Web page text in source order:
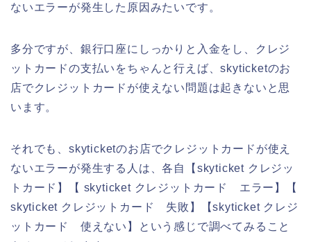
ないエラーが発生した原因みたいです。
多分ですが、銀行口座にしっかりと入金をし、クレジ
ットカードの支払いをちゃんと行えば、skyticketのお
店でクレジットカードが使えない問題は起きないと思
います。
それでも、skyticketのお店でクレジットカードが使え
ないエラーが発生する人は、各自【skyticket クレジッ
トカード】【 skyticket クレジットカード エラー】【
skyticket クレジットカード 失敗】【skyticket クレジ
ットカード 使えない】という感じで調べてみること